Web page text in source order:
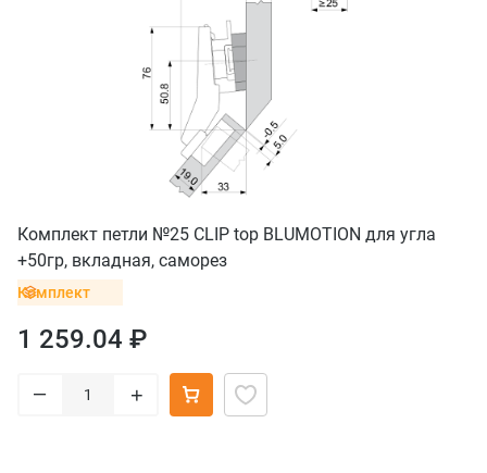
Комплект петли №25 CLIP top BLUMOTION для угла
+50гр, вкладная, саморез
Комплект
1 259.04 ₽
– +